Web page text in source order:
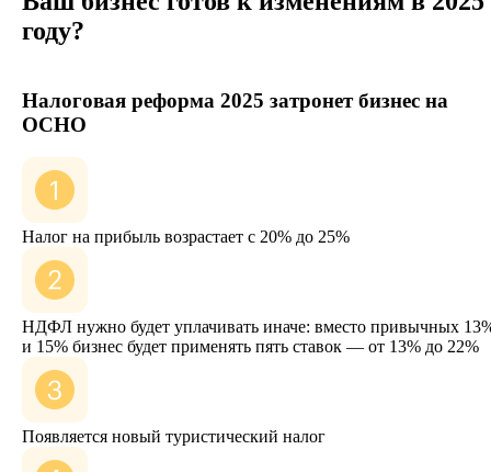
году?
Налоговая реформа 2025 затронет бизнес на
ОСНО
Налог на прибыль возрастает с 20% до 25%
НДФЛ нужно будет уплачивать иначе: вместо привычных
и 15% бизнес будет применять пять ставок — от 13% до 22%
Появляется новый туристический налог